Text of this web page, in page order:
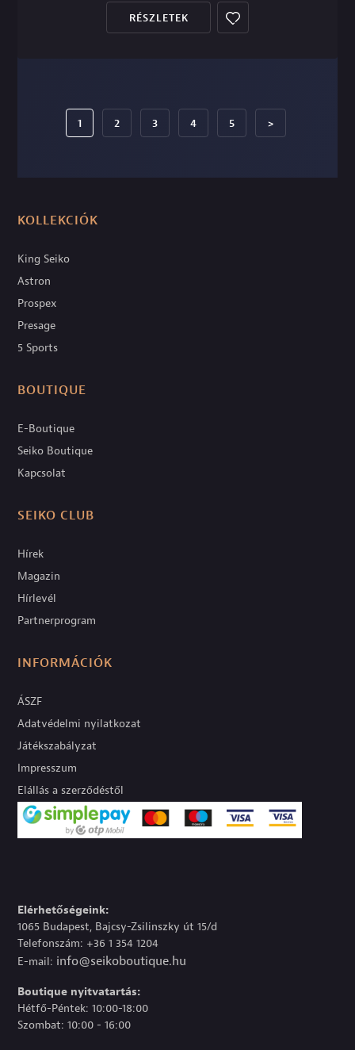
RÉSZLETEK
1 2 3 4 5 >
KOLLEKCIÓK
King Seiko
Astron
Prospex
Presage
5 Sports
BOUTIQUE
E-Boutique
Seiko Boutique
Kapcsolat
SEIKO CLUB
Hírek
Magazin
Hírlevél
Partnerprogram
INFORMÁCIÓK
ÁSZF
Adatvédelmi nyilatkozat
Játékszabályzat
Impresszum
Elállás a szerződéstől
Elérhetőségeink:
1065 Budapest, Bajcsy-Zsilinszky út 15/d
Telefonszám: +36 1 354 1204
E-mail: info@seikoboutique.hu
Boutique nyitvatartás:
Hétfő-Péntek: 10:00-18:00
Szombat: 10:00 - 16:00